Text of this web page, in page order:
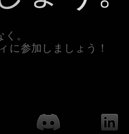
。
に参加しましょう！